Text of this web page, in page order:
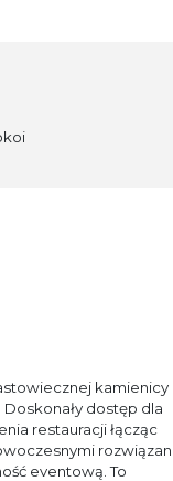
kamienicy
dostęp dla
restauracji łącząc
eventową. To